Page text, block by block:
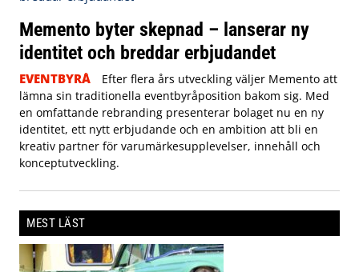
Memento byter skepnad – lanserar ny
identitet och breddar erbjudandet
EVENTBYRÅ
Efter flera års utveckling väljer Memento att
lämna sin traditionella eventbyråposition bakom sig. Med
en omfattande rebranding presenterar bolaget nu en ny
identitet, ett nytt erbjudande och en ambition att bli en
kreativ partner för varumärkesupplevelser, innehåll och
konceptutveckling.
MEST LÄST